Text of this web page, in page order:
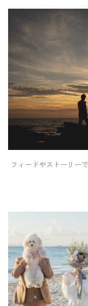
フィードやストーリー